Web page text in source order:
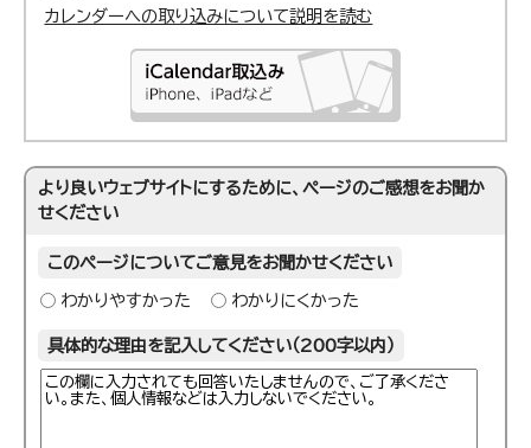
カレンダーへの取り込みについて説明を読む
より良いウェブサイトにするために、ページのご感想をお聞か
せください
このページについてご意見をお聞かせください
わかりやすかった わかりにくかった
具体的な理由を記入してください（200字以内）